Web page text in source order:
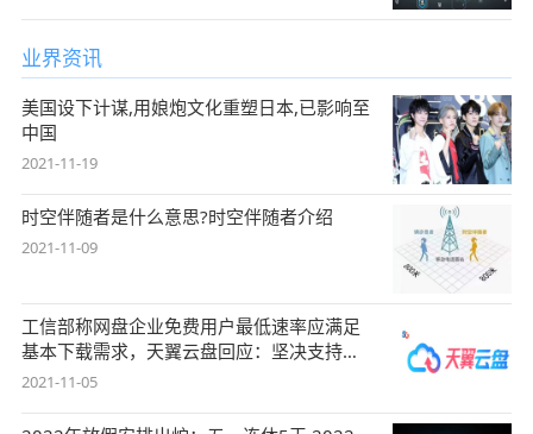
业界资讯
美国设下计谋,用娘炮文化重塑日本,已影响至
中国
2021-11-19
时空伴随者是什么意思?时空伴随者介绍
2021-11-09
工信部称网盘企业免费用户最低速率应满足
基本下载需求，天翼云盘回应：坚决支持，
始终
2021-11-05